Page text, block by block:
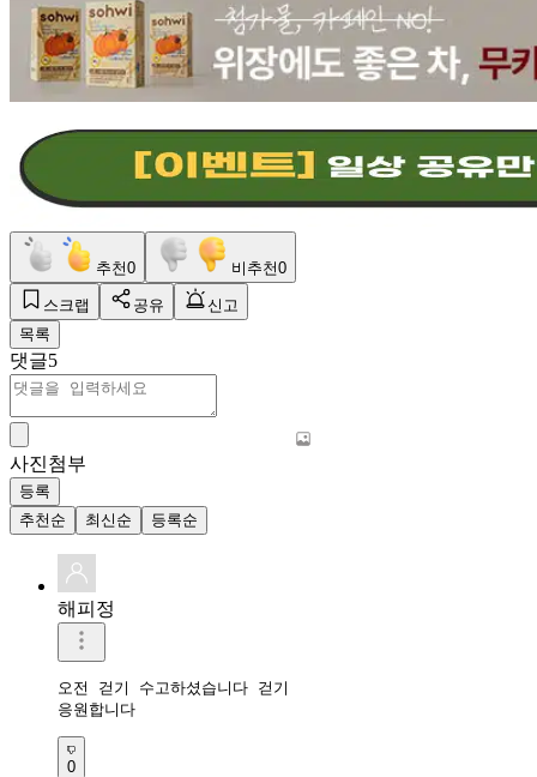
추천0 비추천0
스크랩 공유
신고
목록
댓글5
사진첨부
등록
추천순
최신순 등록순
해피정
오전 걷기 수고하셨습니다 걷기
응원합니다
0